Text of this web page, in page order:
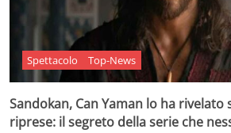
Spettacolo Top-News
Sandokan, Can Yaman lo ha rivelato
riprese: il segreto della serie che